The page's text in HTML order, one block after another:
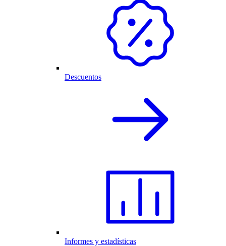
Descuentos
Informes y estadísticas